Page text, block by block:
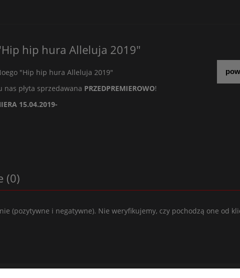
hip hura Alleluja 2019"
"Hip hip hura Alleluja 2019"
nas płyta sprzedawana PRZEDPREMIEROWO!
15.04.2019-
(0)
(pozytywne i negatywne). Nie weryfikujemy, czy pochodzą one od